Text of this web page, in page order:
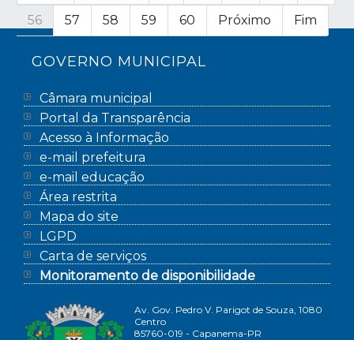
56 57 58 59 60 Próximo Fim
GOVERNO MUNICIPAL
Câmara municipal
Portal da Transparência
Acesso à Informação
e-mail prefeitura
e-mail educação
Área restrita
Mapa do site
LGPD
Carta de serviços
Monitoramento de disponibilidade
Av. Gov. Pedro V. Parigot de Souza, 1080
Centro
85760-019 - Capanema-PR